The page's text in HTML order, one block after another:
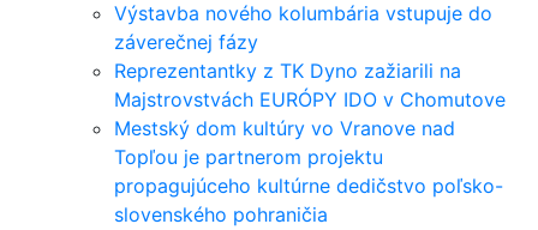
Výstavba nového kolumbária vstupuje do
záverečnej fázy
Reprezentantky z TK Dyno zažiarili na
Majstrovstvách EURÓPY IDO v Chomutove
Mestský dom kultúry vo Vranove nad
Topľou je partnerom projektu
propagujúceho kultúrne dedičstvo poľsko-
slovenského pohraničia